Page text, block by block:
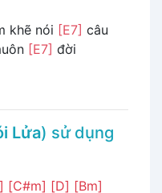
khẽ nói [E7] câu
[E7] đời
Lửa) sử dụng
[C#m] [D] [Bm]